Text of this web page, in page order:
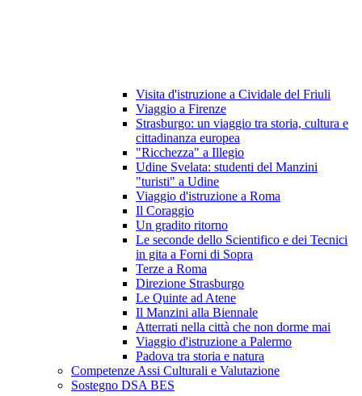
Visita d'istruzione a Cividale del Friuli
Viaggio a Firenze
Strasburgo: un viaggio tra storia, cultura e
cittadinanza europea
"Ricchezza" a Illegio
Udine Svelata: studenti del Manzini
"turisti" a Udine
Viaggio d'istruzione a Roma
Il Coraggio
Un gradito ritorno
Le seconde dello Scientifico e dei Tecnici
in gita a Forni di Sopra
Terze a Roma
Direzione Strasburgo
Le Quinte ad Atene
Il Manzini alla Biennale
Atterrati nella città che non dorme mai
Viaggio d'istruzione a Palermo
Padova tra storia e natura
Competenze Assi Culturali e Valutazione
Sostegno DSA BES